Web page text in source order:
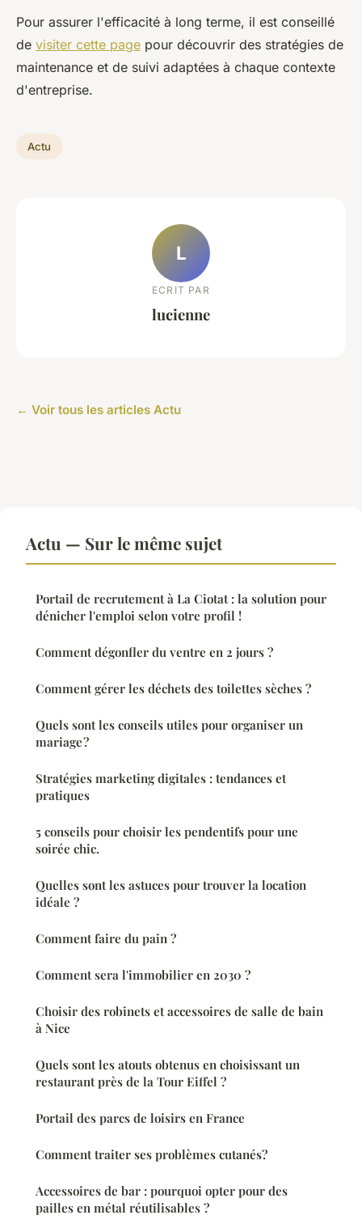
Pour assurer l'efficacité à long terme, il est conseillé
de visiter cette page pour découvrir des stratégies de
maintenance et de suivi adaptées à chaque contexte
d'entreprise.
Actu
L
ECRIT PAR
lucienne
← Voir tous les articles Actu
Actu — Sur le même sujet
Portail de recrutement à La Ciotat : la solution pour
dénicher l'emploi selon votre profil !
Comment dégonfler du ventre en 2 jours ?
Comment gérer les déchets des toilettes sèches ?
Quels sont les conseils utiles pour organiser un
mariage ?
Stratégies marketing digitales : tendances et
pratiques
5 conseils pour choisir les pendentifs pour une
soirée chic.
Quelles sont les astuces pour trouver la location
idéale ?
Comment faire du pain ?
Comment sera l'immobilier en 2030 ?
Choisir des robinets et accessoires de salle de bain
à Nice
Quels sont les atouts obtenus en choisissant un
restaurant près de la Tour Eiffel ?
Portail des parcs de loisirs en France
Comment traiter ses problèmes cutanés?
Accessoires de bar : pourquoi opter pour des
pailles en métal réutilisables ?